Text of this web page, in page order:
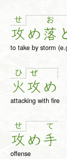
せ
攻め
お
落
to take by storm
ひ
火
ぜ
攻め
attacking with fire
せ
攻め
て
手
offense